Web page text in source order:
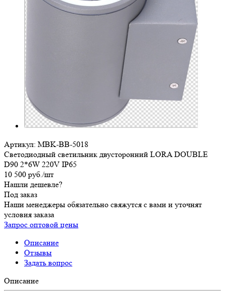
Артикул: MBK-BB-5018
Светодиодный светильник двусторонний LORA DOUBLE
D90 2*6W 220V IP65
10 500 руб./шт
Нашли дешевле?
Под заказ
Наши менеджеры обязательно свяжутся с вами и уточнят
условия заказа
Запрос оптовой цены
Описание
Отзывы
Задать вопрос
Описание